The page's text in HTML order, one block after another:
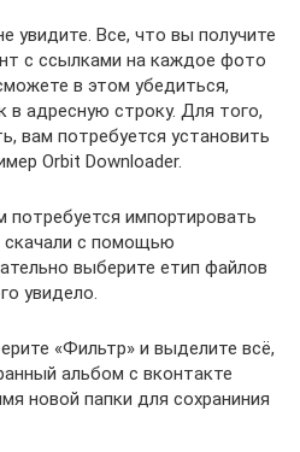
увидите. Все, что вы получите
с ссылками на каждое фото
в этом убедиться,
адресную строку. Для того,
вам потребуется установить
Orbit Downloader.
потребуется импортировать
с помощью
выберите етип файлов
увидело.
«Фильтр» и выделите всё,
альбом с вконтакте
новой папки для сохраниния